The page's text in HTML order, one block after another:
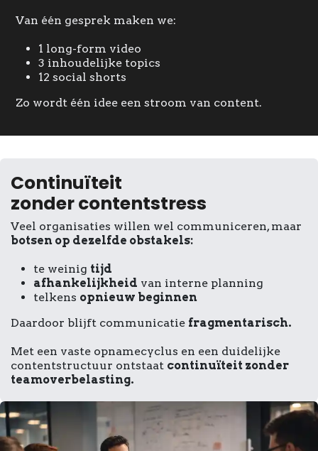
Van één gesprek maken we:
1 long-form video
3 inhoudelijke topics
12 social shorts
Zo wordt één idee een stroom van content.
Continuïteit
zonder contentstress
Veel organisaties willen wel communiceren, maar
botsen op dezelfde obstakels:
te weinig tijd
afhankelijkheid van interne planning
telkens opnieuw beginnen
Daardoor blijft communicatie fragmentarisch.
Met een vaste opnamecyclus en een duidelijke
contentstructuur ontstaat continuïteit zonder
teamoverbelasting.